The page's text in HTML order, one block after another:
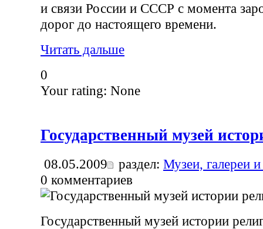
и связи России и СССР с момента
дорог до настоящего времени.
Читать дальше
0
Your rating: None
Государственный музей
08.05.2009 раздел: Музеи, галереи
0 комментариев
Государственный музей истории